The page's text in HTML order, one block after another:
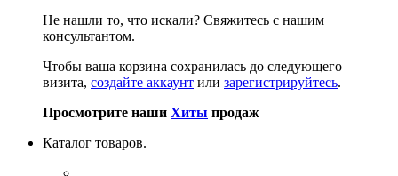
Не нашли то, что искали? Свяжитесь с нашим
консультантом.
Чтобы ваша корзина сохранилась до следующего
визита, создайте аккаунт или зарегистрируйтесь.
Просмотрите наши Хиты продаж
Каталог товаров.